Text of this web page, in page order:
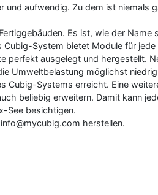
und aufwendig. Zu dem ist niemals
Es ist, wie der Name
System bietet Module für
perfekt ausgelegt und hergestellt.
Umweltbelastung möglichst
Cubig-Systems erreicht. Eine
beliebig erweitern. Damit kann
See besichtigen.
herstellen.